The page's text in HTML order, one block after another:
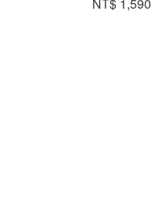
NT$ 1,590